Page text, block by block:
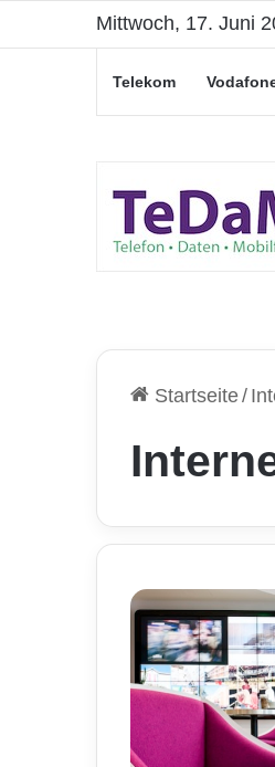
Mittwoch, 17. Juni
Telekom
Startseite/